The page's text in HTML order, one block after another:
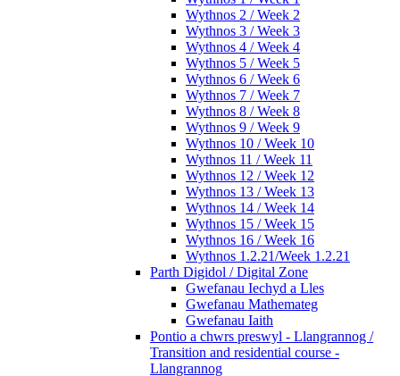
Wythnos 2 / Week 2
Wythnos 3 / Week 3
Wythnos 4 / Week 4
Wythnos 5 / Week 5
Wythnos 6 / Week 6
Wythnos 7 / Week 7
Wythnos 8 / Week 8
Wythnos 9 / Week 9
Wythnos 10 / Week 10
Wythnos 11 / Week 11
Wythnos 12 / Week 12
Wythnos 13 / Week 13
Wythnos 14 / Week 14
Wythnos 15 / Week 15
Wythnos 16 / Week 16
Wythnos 1.2.21/Week 1.2.21
Parth Digidol / Digital Zone
Gwefanau Iechyd a Lles
Gwefanau Mathemateg
Gwefanau Iaith
Pontio a chwrs preswyl - Llangrannog /
Transition and residential course -
Llangrannog